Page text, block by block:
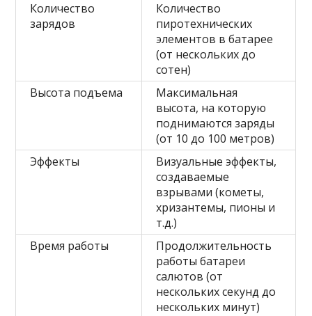
Количество
зарядов
Количество
пиротехнических
элементов в батарее
(от нескольких до
сотен)
Высота подъема
Максимальная
высота, на которую
поднимаются заряды
(от 10 до 100 метров)
Эффекты
Визуальные эффекты,
создаваемые
взрывами (кометы,
хризантемы, пионы и
т.д.)
Время работы
Продолжительность
работы батареи
салютов (от
нескольких секунд до
нескольких минут)